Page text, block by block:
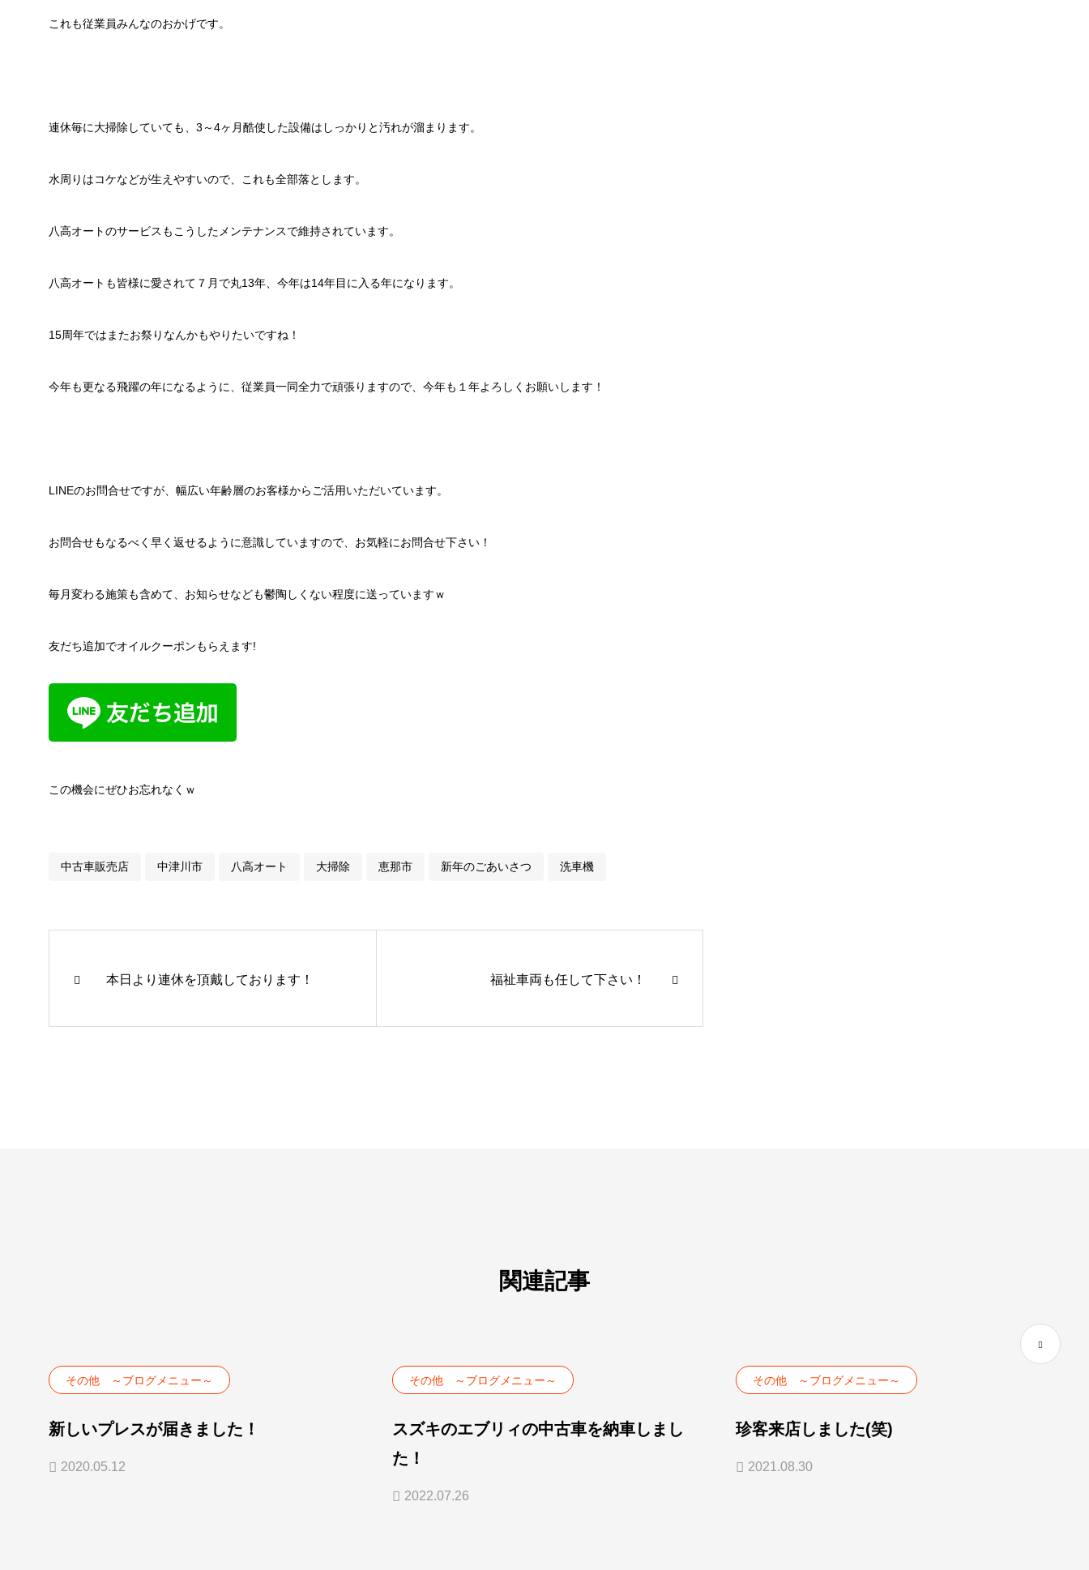
これも従業員みんなのおかげです。
連休毎に大掃除していても、3～4ヶ月酷使した設備はしっかりと汚れが溜まります。
水周りはコケなどが生えやすいので、これも全部落とします。
八高オートのサービスもこうしたメンテナンスで維持されています。
八高オートも皆様に愛されて７月で丸13年、今年は14年目に入る年になります。
15周年ではまたお祭りなんかもやりたいですね！
今年も更なる飛躍の年になるように、従業員一同全力で頑張りますので、今年も１年よろしくお願いします！
LINEのお問合せですが、幅広い年齢層のお客様からご活用いただいています。
お問合せもなるべく早く返せるように意識していますので、お気軽にお問合せ下さい！
毎月変わる施策も含めて、お知らせなども鬱陶しくない程度に送っていますｗ
友だち追加でオイルクーポンもらえます!
この機会にぜひお忘れなくｗ
中古車販売店 中津川市 八高オート 大掃除 恵那市 新年のごあいさつ 洗車機
本日より連休を頂戴しております！ 福祉車両も任して下さい！
関連記事
その他 ～ブログメニュー～
新しいプレスが届きました！
2020.05.12
その他 ～ブログメニュー～
スズキのエブリィの中古車を納車しまし
た！
2022.07.26
その他 ～ブログメニュー～
珍客来店しました(笑)
2021.08.30